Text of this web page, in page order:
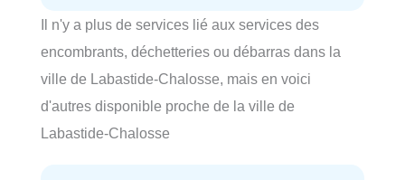
Il n'y a plus de services lié aux services des
encombrants, déchetteries ou débarras dans la
ville de Labastide-Chalosse, mais en voici
d'autres disponible proche de la ville de
Labastide-Chalosse